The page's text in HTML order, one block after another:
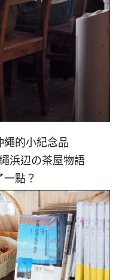
繩的小紀念品
浜辺の茶屋物語
點？